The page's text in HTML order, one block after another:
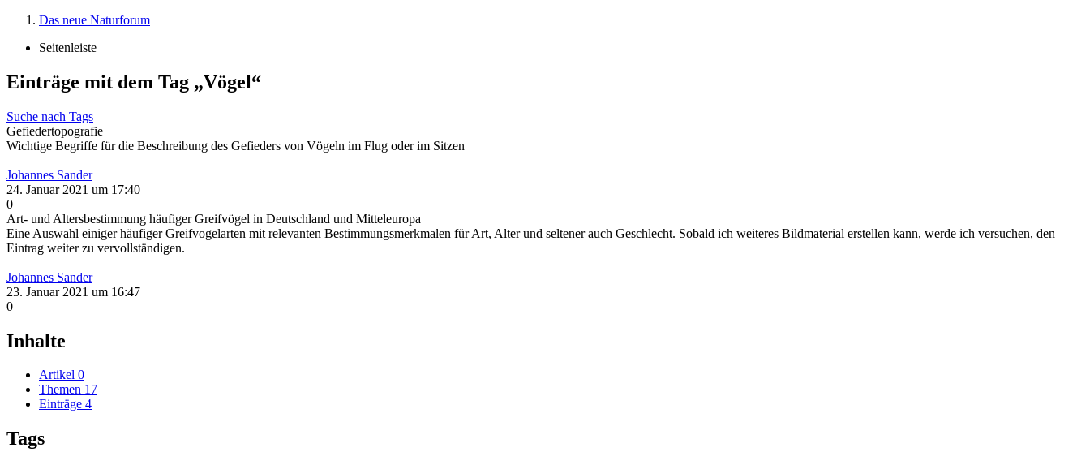
Das neue Naturforum
Seitenleiste
Einträge mit dem Tag „Vögel“
Suche nach Tags
Gefiedertopografie
Wichtige Begriffe für die Beschreibung des Gefieders von Vögeln im Flug oder im Sitzen
Johannes Sander
24. Januar 2021 um 17:40
0
Art- und Altersbestimmung häufiger Greifvögel in Deutschland und Mitteleuropa
Eine Auswahl einiger häufiger Greifvogelarten mit relevanten Bestimmungsmerkmalen für Art, Alter und seltener auch Geschlecht. Sobald ich weiteres Bildmaterial erstellen kann, werde ich versuchen, den
Eintrag weiter zu vervollständigen.
Johannes Sander
23. Januar 2021 um 16:47
0
Inhalte
Artikel 0
Themen 17
Einträge 4
Tags